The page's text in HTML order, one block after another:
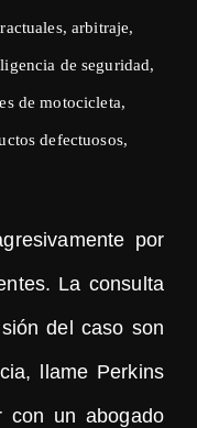
arbitraje,
de seguridad,
de motocicleta,
defectuosos,
por
La consulta
del caso son
llame Perkins
con un abogado